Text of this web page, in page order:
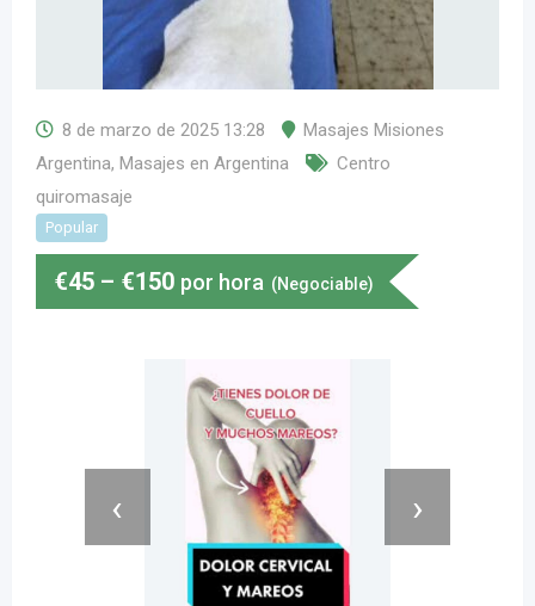
8 de marzo de 2025 13:28
Masajes Misiones
Argentina, Masajes en Argentina
Centro
quiromasaje
Popular
€45 – €150 por hora (Negociable)
‹ ›